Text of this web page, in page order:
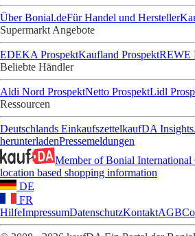
Über Bonial.deFür Handel und Hersteller
Supermarkt Angebote
EDEKA ProspektKaufland ProspektREWE
Beliebte Händler
Aldi Nord ProspektNetto ProspektLidl
Ressourcen
Deutschlands EinkaufszettelkaufDA Insights
herunterladenPressemeldungen
Member of Bonial International
location based shopping information
DE
FR
HilfeImpressumDatenschutzKontaktAGB